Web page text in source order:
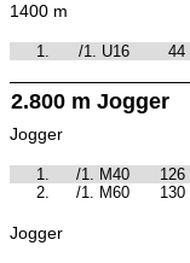
1400 m
1. /1. U16 44
2.800 m Jogger
Jogger
1. /1. M40 126
2.
/1. M60 130
Jogger